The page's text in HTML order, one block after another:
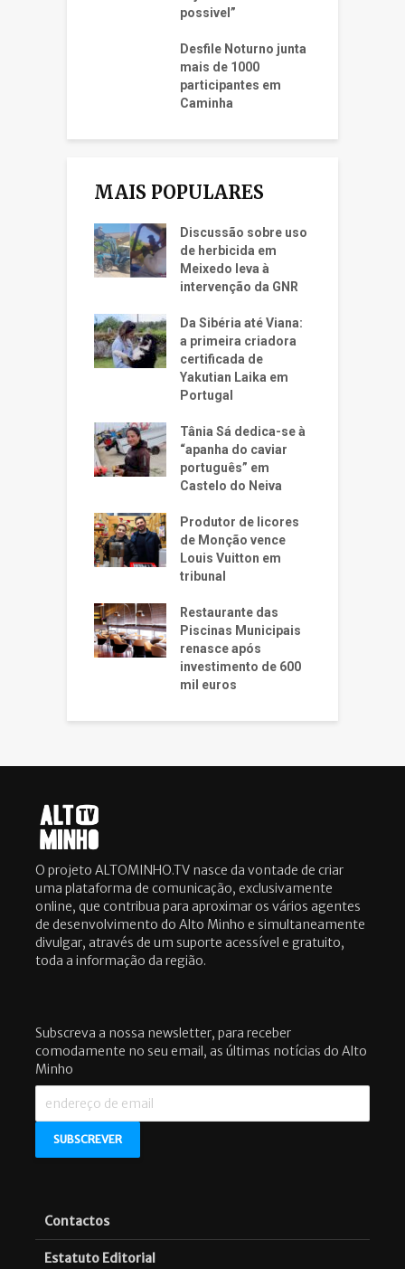
possivel”
Desfile Noturno junta
mais de 1000
participantes em
Caminha
MAIS POPULARES
Discussão sobre uso
de herbicida em
Meixedo leva à
intervenção da GNR
Da Sibéria até Viana:
a primeira criadora
certificada de
Yakutian Laika em
Portugal
Tânia Sá dedica-se à
“apanha do caviar
português” em
Castelo do Neiva
Produtor de licores
de Monção vence
Louis Vuitton em
tribunal
Restaurante das
Piscinas Municipais
renasce após
investimento de 600
mil euros
O projeto ALTOMINHO.TV nasce da vontade de criar
uma plataforma de comunicação, exclusivamente
online, que contribua para aproximar os vários agentes
de desenvolvimento do Alto Minho e simultaneamente
divulgar, através de um suporte acessível e gratuito,
toda a informação da região.
Subscreva a nossa newsletter, para receber
comodamente no seu email, as últimas notícias do Alto
Minho
Contactos
Estatuto Editorial